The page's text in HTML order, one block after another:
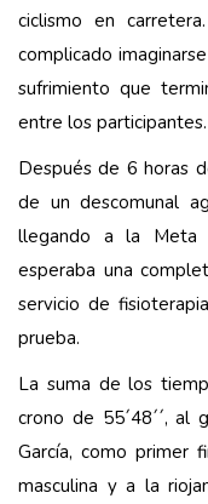
ciclismo en
complicado
sufrimiento que
entre los participantes.
Después de 6 horas
de un descomunal
llegando a la Meta
esperaba una
servicio de
prueba.
La suma de los
crono de 55´48´´, al
García, como primer
masculina y a la